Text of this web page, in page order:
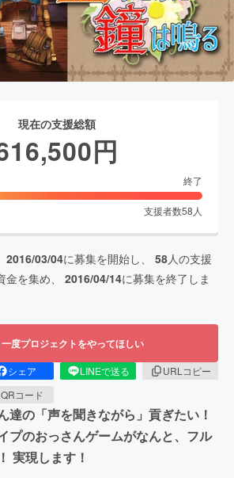
現在の支援総額
円
終了
支援者数58 人
2016/03/04に募集を開始し、 58人の支援
金を集め、 2016/04/14に募集を終了しま
一度プロジェクトをやってほしい
シェア LINEで送る
URLコピー
QRコード
達の「声を聞きながら」貢ぎたい！
プのおっさんゲームがなんと、フル
実現します！